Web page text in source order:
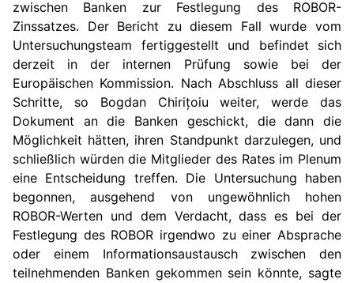
zwischen Banken zur Festlegung des ROBOR-
Zinssatzes. Der Bericht zu diesem Fall wurde vom
Untersuchungsteam fertiggestellt und befindet sich
derzeit in der internen Prüfung sowie bei der
Europäischen Kommission. Nach Abschluss all dieser
Schritte, so Bogdan Chirițoiu weiter, werde das
Dokument an die Banken geschickt, die dann die
Möglichkeit hätten, ihren Standpunkt darzulegen, und
schließlich würden die Mitglieder des Rates im Plenum
eine Entscheidung treffen. Die Untersuchung haben
begonnen, ausgehend von ungewöhnlich hohen
ROBOR-Werten und dem Verdacht, dass es bei der
Festlegung des ROBOR irgendwo zu einer Absprache
oder einem Informationsaustausch zwischen den
teilnehmenden Banken gekommen sein könnte, sagte